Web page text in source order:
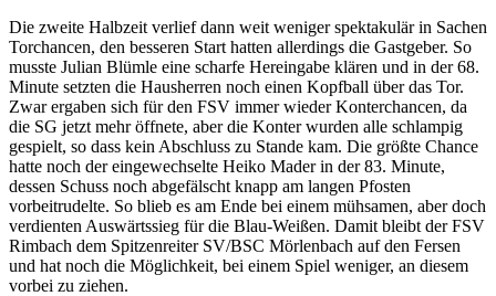
Die zweite Halbzeit verlief dann weit weniger spektakulär in Sachen
Torchancen, den besseren Start hatten allerdings die Gastgeber. So
musste Julian Blümle eine scharfe Hereingabe klären und in der 68.
Minute setzten die Hausherren noch einen Kopfball über das Tor.
Zwar ergaben sich für den FSV immer wieder Konterchancen, da
die SG jetzt mehr öffnete, aber die Konter wurden alle schlampig
gespielt, so dass kein Abschluss zu Stande kam. Die größte Chance
hatte noch der eingewechselte Heiko Mader in der 83. Minute,
dessen Schuss noch abgefälscht knapp am langen Pfosten
vorbeitrudelte. So blieb es am Ende bei einem mühsamen, aber doch
verdienten Auswärtssieg für die Blau-Weißen. Damit bleibt der FSV
Rimbach dem Spitzenreiter SV/BSC Mörlenbach auf den Fersen
und hat noch die Möglichkeit, bei einem Spiel weniger, an diesem
vorbei zu ziehen.